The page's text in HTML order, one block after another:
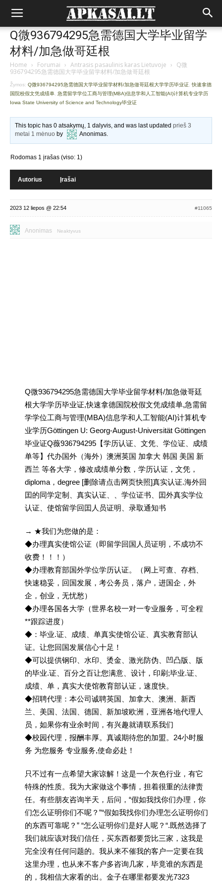
Q微936794295急需德国大学毕业留学
材料/加急做哥廷根
Home › Forumai › Antrasis pasaulinis karas Lietuvoje › Q微
936794295急需德国大学毕业留学材料/加急做哥廷根
Žymos: Q微936794295急需德国大学毕业留学材料/加急做哥廷根大学学历毕业证 快速拿德
国院校假文凭成绩单 急需留学学位工商与管理(MBA)信息学和人工智能(AI)计算机专业学历
Iowa State University of Science and Technology毕业证
This topic has 0 atsakymų, 1 dalyvis, and was last updatedprieš 3
metai 1 mėnuo by Anonimas.
Rodomas 1 įrašas (viso: 1)
Autorius Įrašai
2023 12 liepos @ 22:54 #11065
Anonimas Neaktyvus
Q微936794295急需德国大学毕业留学材料/加急做哥廷
根大学学历毕业证,快速拿德国院校假文凭成绩单,急需留
学学位工商与管理(MBA)信息学和人工智能(AI)计算机专
业学历Göttingen U: Georg-August-Universität Göttingen
毕业证Q薇936794295【学历认证、文凭、学位证、成绩
单等】代办国外（海外）澳洲英国 加拿大 韩国 美国 新
西兰 等各大学，修改成绩单分数，学历认证，文凭，
diploma，degree [删除请点击网页快照]真实认证.海外回
囯的同学定制、真实认证、、学位证书、囯外真实学位
认证、使馆留学回囯人员证明、录取通知书
→ ★我们为您做的是：
◆办理真实使馆公证（即留学回国人员证明，不成功不
收费！！！）
◆办理教育部国外学位学历认证。（网上可查、存档、
快速稳妥，回国发展，考公务员，落户，进国企，外
企，创业，无忧愁）
◆办理各国各大学（世界名校一对一专业服务，可全程
**跟踪进度）
◆：毕业.证、成绩、单真实使馆公证、真实教育部认
证。让您回国发展信心十足！
◆可以提供钢印、水印、烫金、激光防伪、凹凸版、版
的毕业.证、百分之百让您满意、设计，印刷;毕业.证、
成绩、单，真实大使馆教育部认证，速度快。
◆招聘代理：本公司诚聘英国、加拿大、澳洲、新西
兰、美国、法国、德国、新加坡欧洲，亚洲各地代理人
员，如果你有业余时间，有兴趣就请联系我们
◆校园代理，报酬丰厚。真诚期待您的加盟。24小时服
务 为您服务 专业服务,使命必赴！
只不过有一点希望大家谅解！这是一个灰色行业，有它
特殊的性质。我为大家做这个事情，担着很重的法律责
任。有些朋友咨询半天，后问，“假如我找你们办理，你
们怎么证明你们不呢？”“假如我找你们办理怎么证明你们
的东西可靠呢？” “怎么证明你们是好人呢？“.既然选择了
我们就应该对我们信任，买东西都要货比三家，这我是
完全没有任何问题的。我从来不催我的客户一定要在我
这里办理，也从来不客户多咨询几家，毕竟谁的东西是
的，我相信大家看的出。金子在哪里都要发光7323